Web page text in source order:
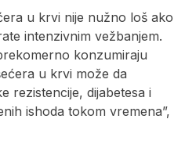
u krvi nije nužno loš ako
intenzivnim vežbanjem.
konzumiraju
u krvi može da
rezistencije, dijabetesa i
ishoda tokom vremena”,